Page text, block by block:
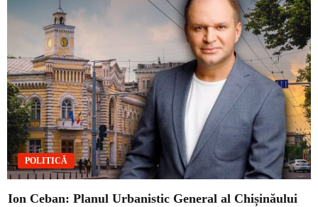
POLITICĂ
Ion Ceban: Planul Urbanistic General al Chișinăului